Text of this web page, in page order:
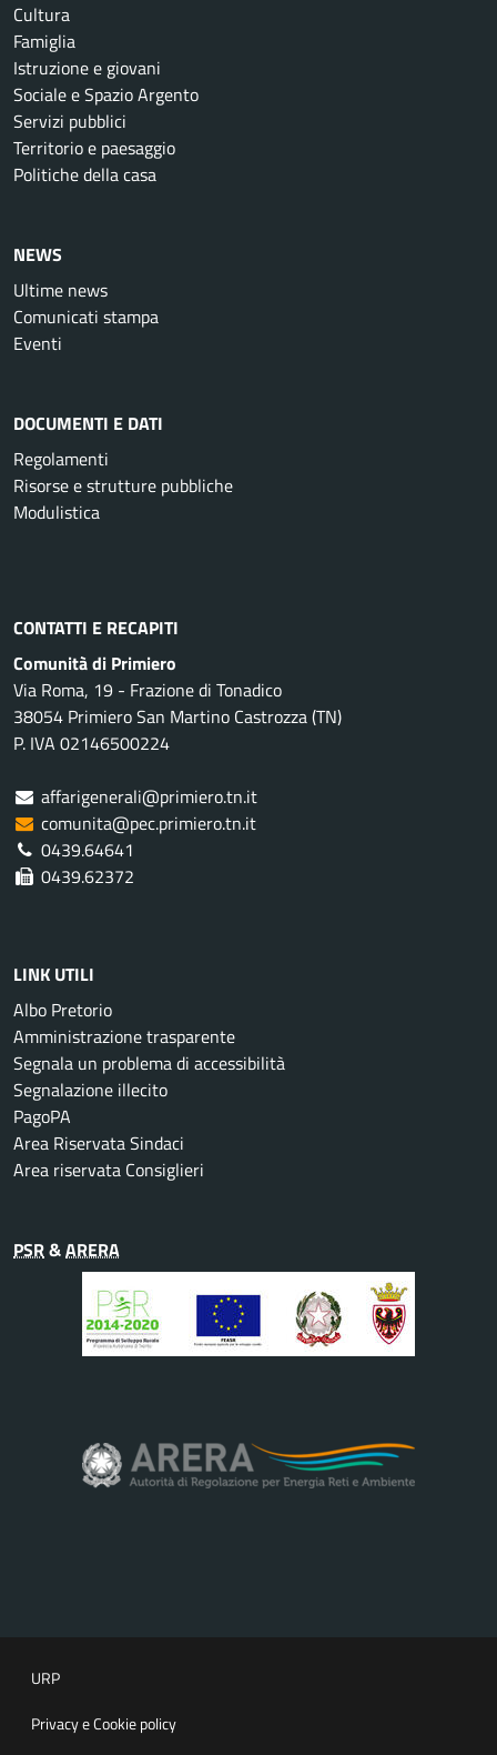
Cultura
Famiglia
Istruzione e giovani
Sociale e Spazio Argento
Servizi pubblici
Territorio e paesaggio
Politiche della casa
NEWS
Ultime news
Comunicati stampa
Eventi
DOCUMENTI E DATI
Regolamenti
Risorse e strutture pubbliche
Modulistica
CONTATTI E RECAPITI
Comunità di Primiero
Via Roma, 19 - Frazione di Tonadico
38054 Primiero San Martino Castrozza (TN)
P. IVA 02146500224
affarigenerali@primiero.tn.it
comunita@pec.primiero.tn.it
0439.64641
0439.62372
LINK UTILI
Albo Pretorio
Amministrazione trasparente
Segnala un problema di accessibilità
Segnalazione illecito
PagoPA
Area Riservata Sindaci
Area riservata Consiglieri
PSR&ARERA
URP
Privacy e Cookie policy